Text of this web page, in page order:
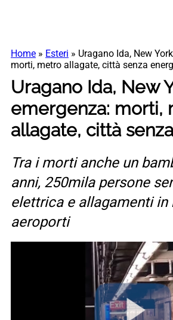
Home » Esteri » Uragano Ida, New
morti, metro allagate, città senza
Uragano Ida, New
emergenza: morti,
allagate, città
Tra i morti anche un
anni, 250mila persone
elettrica e allagamenti in
aeroporti